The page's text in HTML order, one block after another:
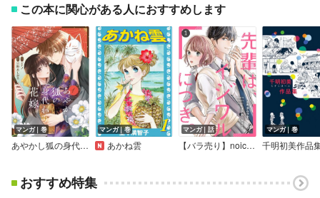
この本に関心がある人におすすめします
マンガ｜巻
あやかし狐の身代わり花嫁
マンガ｜巻
あかね雲
マンガ｜話
【バラ売り】noicomi先輩は、イジワルにつき。
マンガ｜巻
おすすめ特集